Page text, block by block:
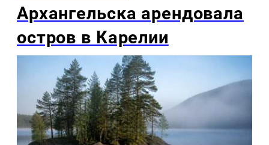
Архангельска арендовала
остров в Карелии